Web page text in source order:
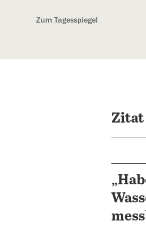
Zum Tagesspiegel
Zitat